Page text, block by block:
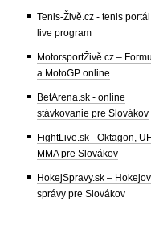
Tenis-Živě.cz - tenis
live program
MotorsportŽivě.cz –
a MotoGP online
BetArena.sk - online
stávkovanie pre Slovákov
FightLive.sk - Oktagon,
MMA pre Slovákov
HokejSpravy.sk –
správy pre Slovákov